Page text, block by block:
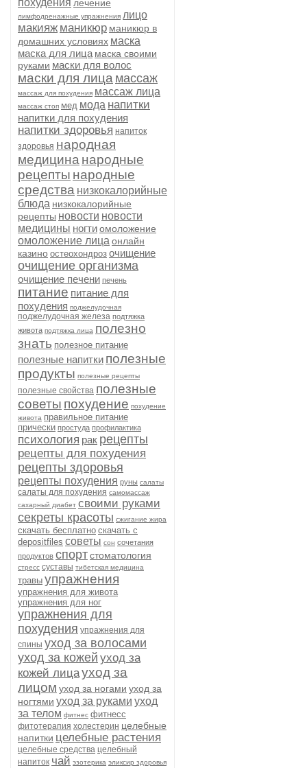
похудения лечение
лимфодренажные упражнения лицо
макияж маникюр маникюр в
домашних условиях маска
маска для лица маска своими
руками маски для волос
маски для лица массаж
массаж для похудения массаж лица
массаж стоп мед мода напитки
напитки для похудения
напитки здоровья напиток
здоровья народная
медицина народные
рецепты народные
средства низкокалорийные
блюда низкокалорийные
рецепты новости новости
медицины ногтиомоложение
омоложение лица онлайн
казино остеохондроз очищение
очищение организма
очищение печени печень
питание питание для
похудения поджелудочная
поджелудочная железа подтяжка
живота подтяжка лица полезно
знать полезное питание
полезные напитки полезные
продукты полезные рецепты
полезные свойства полезные
советы похудение похудение
живота правильное питание
прически простуда профилактика
психология рак рецепты
рецепты для похудения
рецепты здоровья
рецепты похудения руны салаты
салаты для похудения самомассаж
сахарный диабет своими руками
секреты красоты сжигание жира
скачать бесплатно скачать с
depositfiles советы сон сочетания
продуктов спортстоматология
стресс суставы тибетская медицина
травы упражнения
упражнения для живота
упражнения для ног
упражнения для
похудения упражнения для
спины уход за волосами
уход за кожей уход за
кожей лицауход за
лицом уход за ногами уход за
ногтями уход за руками уход
за телом фитнес фитнесс
фитотерапия холестерин целебные
напитки целебные растения
целебные средства целебный
напиток чай эзотерика эликсир здоровья